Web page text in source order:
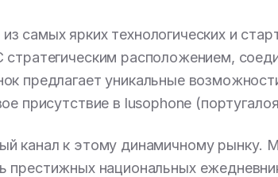
самых ярких технологических и
стратегическим расположением,
предлагает уникальные
присутствие в lusophone
канал к этому динамичному рынку.
престижных национальных